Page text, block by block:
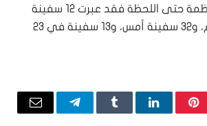
ووفقا لبيانات المنظمة حتى اللحظة فقد عبرت 12 سفينة
المضيق صباح اليوم، و32 سفينة أمس، و13 سفينة في 23
بينتيريستلينكدإنTumblrتيلقرامالبريد